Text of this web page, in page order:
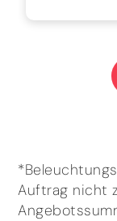
Auftrag nicht